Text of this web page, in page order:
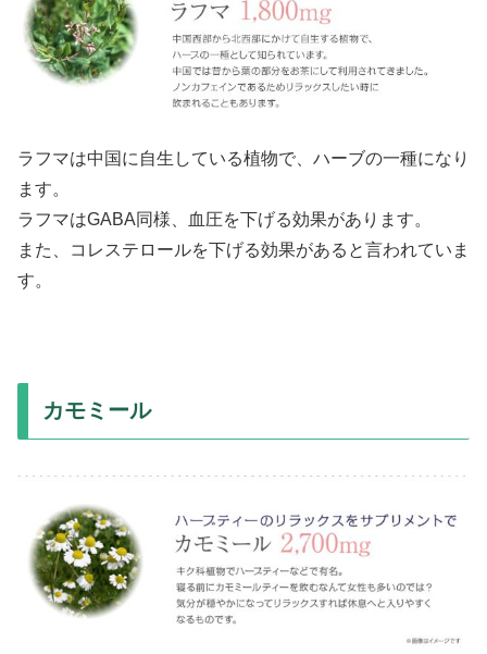
ラフマは中国に自生している植物で、ハーブの一種になり
ます。
ラフマはGABA同様、血圧を下げる効果があります。
また、コレステロールを下げる効果があると言われていま
す。
カモミール